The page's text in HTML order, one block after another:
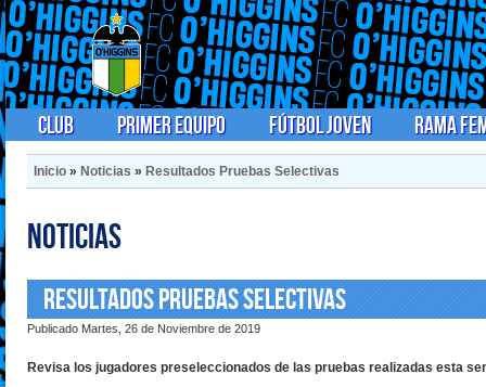
Club Primer Equipo Fútbol Joven Rama
Inicio » Noticias » Resultados Pruebas Selectivas
Noticias
Resultados Pruebas Selectivas
Publicado Martes, 26 de Noviembre de 2019
Revisa los jugadores preseleccionados de las pruebas realizadas esta